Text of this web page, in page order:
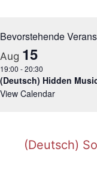
Bevorstehende
Aug 15
19:00 -20:30
(Deutsch) Hidden
View Calendar
(Deutsch)